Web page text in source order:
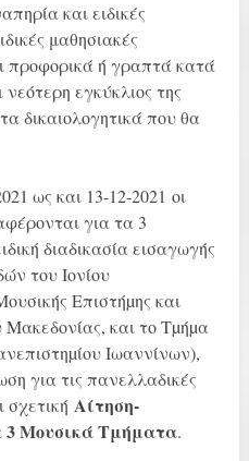
και ειδικές
μαθησιακές
προφορικά ή γραπτά κατά
εγκύκλιος της
δικαιολογητικά που θα
ως και 13-12-2021 οι
για τα 3
διαδικασία εισαγωγής
του Ιονίου
Επιστήµης και
και το Τµήµα
Ιωαννίνων),
για τις πανελλαδικές
σχετική Αίτηση-
3 Μουσικά Τμήματα.